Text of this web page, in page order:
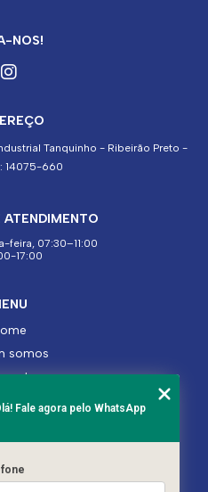
NOS!
Tanquinho - Ribeirão Preto -
14075-660
ATENDIMENTO
feira, 07:30–11:00
17:00
Home
somos
Fale agora pelo WhatsApp